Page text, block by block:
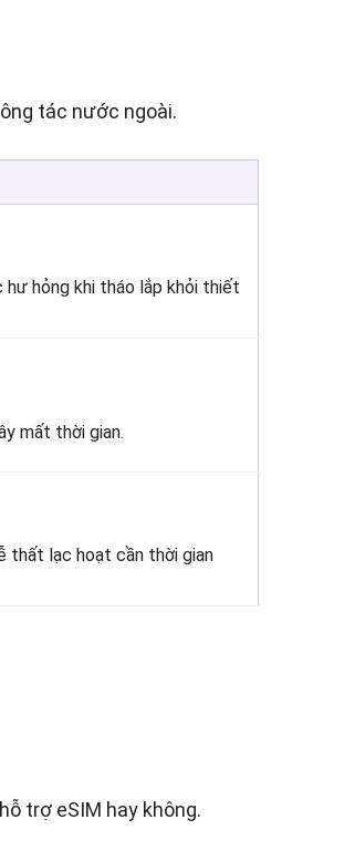
tác nước ngoài.
hỏng khi tháo lắp khỏi thiết
mất thời gian.
thất lạc hoạt cần thời gian
trợ eSIM hay không.